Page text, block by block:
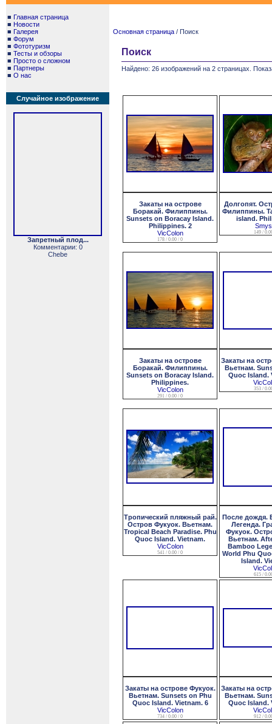
■ Главная страница
■ Новости
■ Галерея
■ Форум
■ Фототуризм
■ Тесты и обзоры
■ Просто о сложном
■ Партнеры
■ О нас
Случайное изображение
Запретный плод...
Комментарии: 0
Chebe
Основная страница / Поиск
Поиск
Найдено: 26 изображений на 2 страницах.
Закаты на острове
Боракай. Филиппины.
Sunsets on Boracay Island.
Philippines. 2
VicColon
178 / 0.00 / 0
Долгопят.
Филиппины.
island.
149 /
Закаты на острове
Боракай. Филиппины.
Sunsets on Boracay Island.
Philippines.
VicColon
291 / 0.00 / 0
Закаты на
Вьетнам.
Quoc Island.
353 /
Тропический пляжный рай.
Остров Фукуок. Вьетнам.
Tropical Beach Paradise. Phu
Quoc Island. Vietnam.
VicColon
541 / 0.00 / 0
После дождя.
Легенда.
Фукуок.
Вьетнам.
Bamboo
World Phu
Island.
615 /
Закаты на острове Фукуок.
Вьетнам. Sunsets on Phu
Quoc Island. Vietnam. 6
VicColon
734 / 0.00 / 0
Закаты на
Вьетнам.
Quoc Island.
912 /